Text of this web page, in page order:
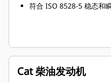
符合 ISO 8528-5 稳态和
Cat 柴油发动机